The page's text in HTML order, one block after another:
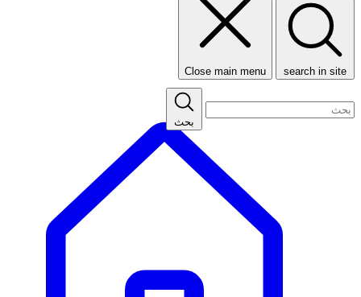
search in site
Close main menu
بحث